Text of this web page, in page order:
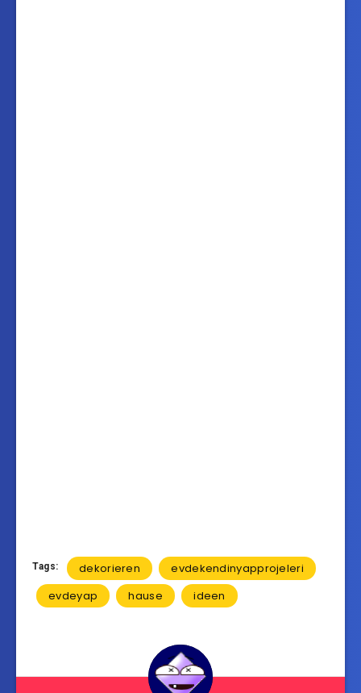
Tags: dekorieren
evdekendinyapprojeleri
evdeyap
hause ideen